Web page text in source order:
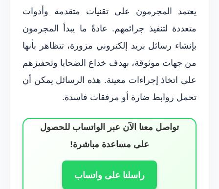
يعتمد المجرمون على تقنيات متقدمة وأدوات
متعددة لتنفيذ جرائمهم. عادةً ما يبدأ المجرمون
بإنشاء رسائل بريد إلكتروني مزورة، تتظاهر بأنها
من جهات موثوقة، بهدف خداع الضحايا وتحفيزهم
على اتخاذ إجراءات معينة. هذه الرسائل يمكن أن
تحمل روابط ضارة أو مرفقات فاسدة.
تواصل معنا الآن عبر الواتساب للحصول
على مساعدة مباشرة!
راسلنا على واتساب